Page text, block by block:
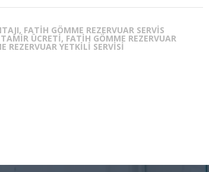
FATIH GÖMME REZERVUAR SERVIS
ÜCRETI, FATIH GÖMME REZERVUAR
REZERVUAR YETKILI SERVISI